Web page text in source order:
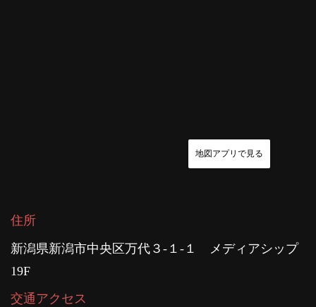
地図アプリで見る
住所
新潟県新潟市中央区万代３-１-１ メディアシップ
19F
交通アクセス